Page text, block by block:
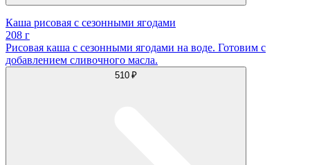
Каша рисовая с сезонными ягодами
208 г
Рисовая каша с сезонными ягодами на воде. Готовим с
добавлением сливочного масла.
510 ₽